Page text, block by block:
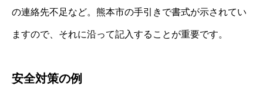
の連絡先不足など。熊本市の手引きで書式が示されてい
ますので、それに沿って記入することが重要です。
安全対策の例